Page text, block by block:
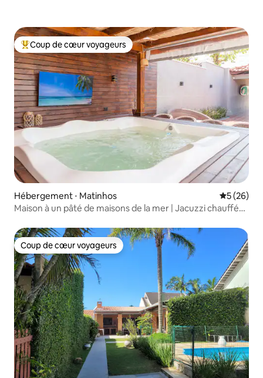
Coups de cœur voyageurs les plus appréciés
Coup de cœur voyageurs
Hébergement ⋅ Matinhos
5 (26)
Maison à un pâté de maisons de la mer | Jacuzzi chauffé
Coup de cœur voyageurs
Coup de cœur voyageurs